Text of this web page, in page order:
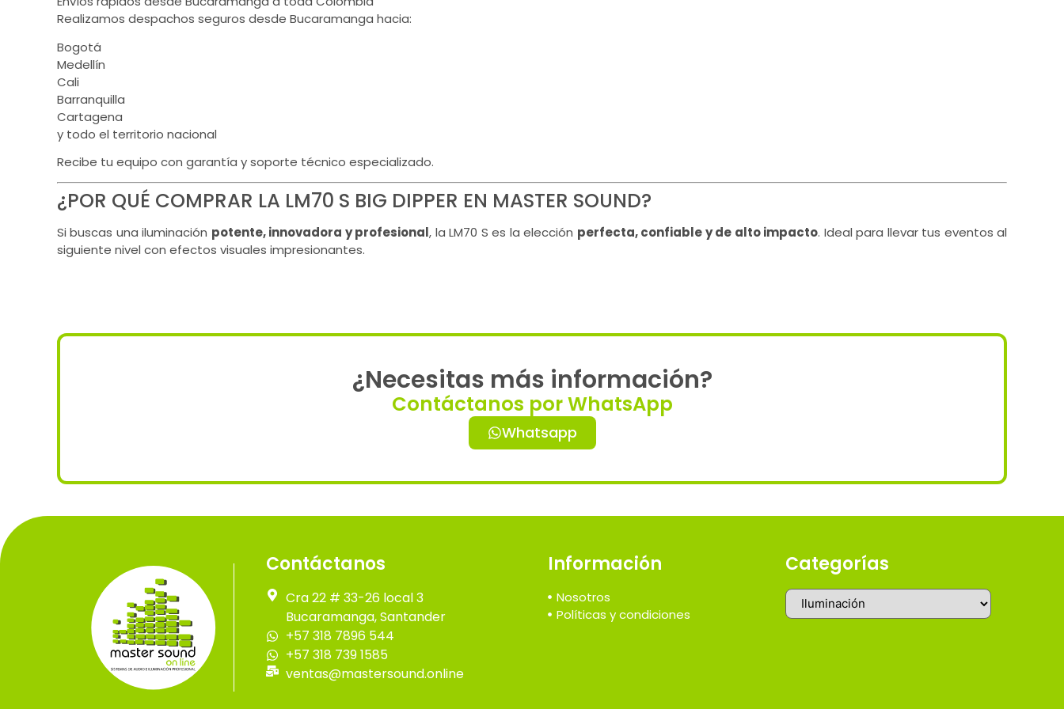
Realizamos despachos seguros desde Bucaramanga hacia:
Bogotá
Medellín
Cali
Barranquilla
Cartagena
y todo el territorio nacional
Recibe tu equipo con garantía y soporte técnico especializado.
¿POR QUÉ COMPRAR LA LM70 S BIG DIPPER EN MASTER SOUND?
Si buscas una iluminación potente, innovadora y profesional, la LM70 S es la elección perfecta, confiable y de alto impacto. Ideal para llevar tus eventos al
siguiente nivel con efectos visuales impresionantes.
¿Necesitas más información?
Contáctanos por WhatsApp
Whatsapp
Contáctanos
Cra 22 # 33-26 local 3
Bucaramanga, Santander
+57 318 7896 544
+57 318 739 1585
ventas@mastersound.online
Información
Nosotros
Políticas y condiciones
Categorías